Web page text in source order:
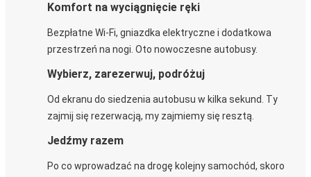
Komfort na wyciągnięcie ręki
Bezpłatne Wi-Fi, gniazdka elektryczne i dodatkowa
przestrzeń na nogi. Oto nowoczesne autobusy.
Wybierz, zarezerwuj, podróżuj
Od ekranu do siedzenia autobusu w kilka sekund. Ty
zajmij się rezerwacją, my zajmiemy się resztą.
Jedźmy razem
Po co wprowadzać na drogę kolejny samochód, skoro